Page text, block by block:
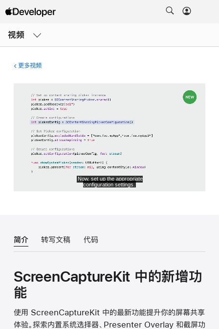
视频
单
更多视频
简介 转写文稿 代码
ScreenCaptureKit 中的新增功
能
使用 ScreenCaptureKit 中的最新功能提升你的屏幕共享
体验。探索内置系统选择器、Presenter Overlay 和截屏功